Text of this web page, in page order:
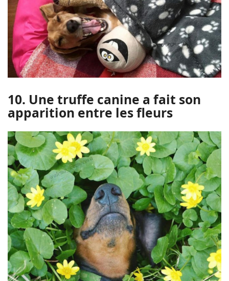
10. Une truffe canine a fait son
apparition entre les fleurs